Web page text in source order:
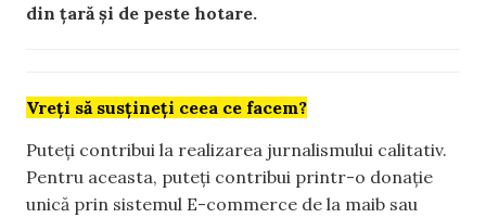
din țară și de peste hotare.
Vreți să susțineți ceea ce facem?
Puteți contribui la realizarea jurnalismului calitativ.
Pentru aceasta, puteți contribui printr-o donație
unică prin sistemul E-commerce de la maib sau